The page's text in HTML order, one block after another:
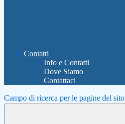
Contatti
Info e Contatti
Dove Siamo
Contattaci
Campo di ricerca per le pagine del sito